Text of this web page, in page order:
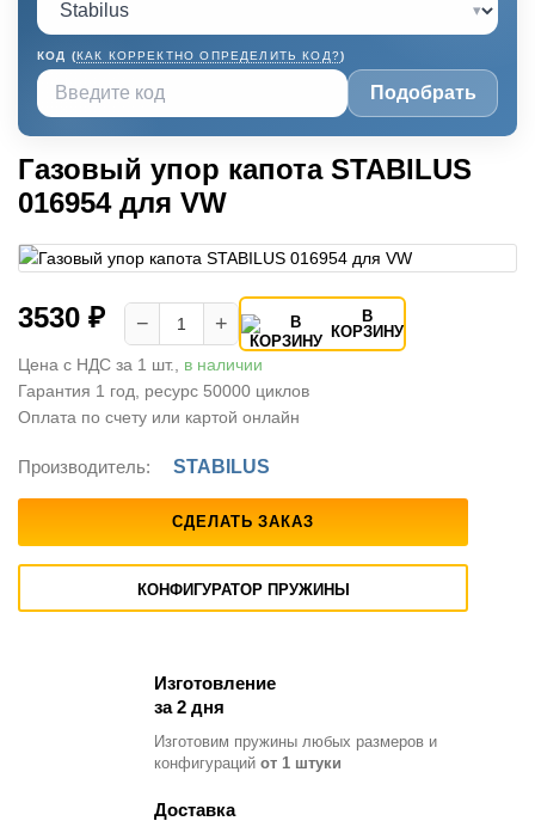
▾
КОД (КАК КОРРЕКТНО ОПРЕДЕЛИТЬ КОД?)
Подобрать
Газовый упор капота STABILUS
016954 для VW
3530 ₽ − +
В
КОРЗИНУ
Цена с НДС за 1 шт., в наличии
Гарантия 1 год, ресурс 50000 циклов
Оплата по счету или картой онлайн
Производитель: STABILUS
СДЕЛАТЬ ЗАКАЗ
КОНФИГУРАТОР ПРУЖИНЫ
Изготовление
за 2 дня
Изготовим пружины любых размеров и
конфигураций от 1 штуки
Доставка